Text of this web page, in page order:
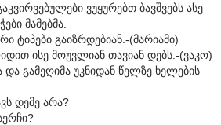
ვუყურებთ ბავშვებს ასე
მამებმა.
ტიპები გაიზრდებიან.-(მარიამი)
ისე მოუვლიან თავიან დებს.-(ვაკო)
გამეღიმა უკნიდან წელზე ხელების
დემე არა?